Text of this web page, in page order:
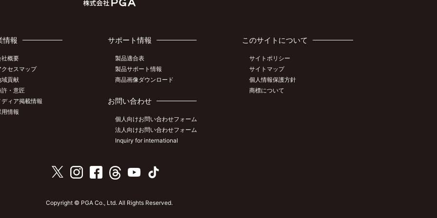
情報
社概要
クセスマップ
域貢献
許・意匠
ディア掲載情報
用情報
サポート情報
製品適合表
製品サポート情報
商品画像ダウンロード
お問い合わせ
個人向けお問い合わせフォーム
法人向けお問い合わせフォーム
Inquiry for international
このサイトについて
サイトポリシー
サイトマップ
個人情報保護方針
商標について
Copyright © PGA Co., Ltd. All Rights Reserved.